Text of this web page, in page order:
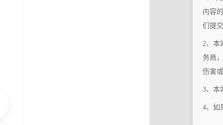
内容
们提
2、本
务商
伤害
3、本
4、如